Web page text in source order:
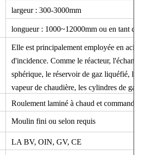
largeur : 300-3000mm
longueur : 1000~12000mm ou en tant
Elle est principalement employée en
d'incidence. Comme le réacteur,
sphérique, le réservoir de gaz liquéfié, la
vapeur de chaudière, les cylindres de
station d'hydroélectricité, le cas en
Roulement laminé à chaud et
Moulin fini ou selon requis
LA BV, OIN, GV, CE